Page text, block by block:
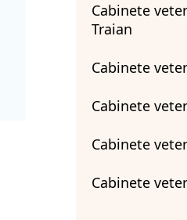
Cabinete
Traian
Cabinete
Cabinete
Cabinete
Cabinete